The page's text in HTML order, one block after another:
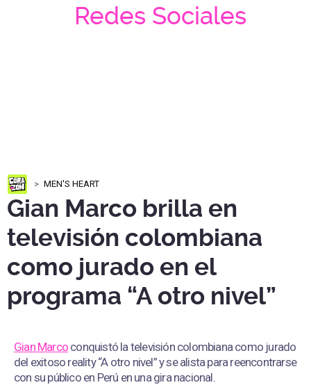
Redes Sociales
MEN'S HEART
Gian Marco brilla en
televisión colombiana
como jurado en el
programa “A otro nivel”
Gian Marco conquistó la televisión colombiana como jurado
del exitoso reality “A otro nivel” y se alista para reencontrarse
con su público en Perú en una gira nacional.